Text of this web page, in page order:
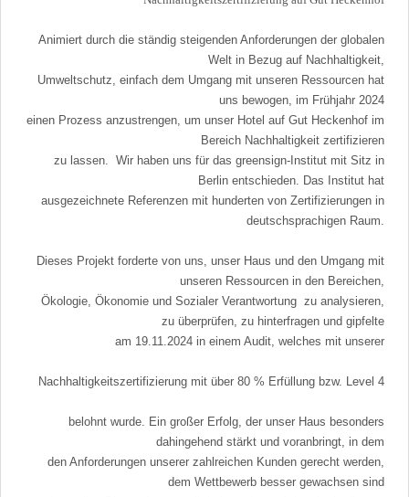
Animiert durch die ständig steigenden Anforderungen der globalen
Welt in Bezug auf Nachhaltigkeit,
Umweltschutz, einfach dem Umgang mit unseren Ressourcen hat
uns bewogen, im Frühjahr 2024
einen Prozess anzustrengen, um unser Hotel auf Gut Heckenhof im
Bereich Nachhaltigkeit zertifizieren
zu lassen. Wir haben uns für das greensign-Institut mit Sitz in
Berlin entschieden. Das Institut hat
ausgezeichnete Referenzen mit hunderten von Zertifizierungen in
deutschsprachigen Raum.
Dieses Projekt forderte von uns, unser Haus und den Umgang mit
unseren Ressourcen in den Bereichen,
Ökologie, Ökonomie und Sozialer Verantwortung zu analysieren,
zu überprüfen, zu hinterfragen und gipfelte
am 19.11.2024 in einem Audit, welches mit unserer
Nachhaltigkeitszertifizierung mit über 80 % Erfüllung bzw. Level 4
belohnt wurde. Ein großer Erfolg, der unser Haus besonders
dahingehend stärkt und voranbringt, in dem
den Anforderungen unserer zahlreichen Kunden gerecht werden,
dem Wettbewerb besser gewachsen sind